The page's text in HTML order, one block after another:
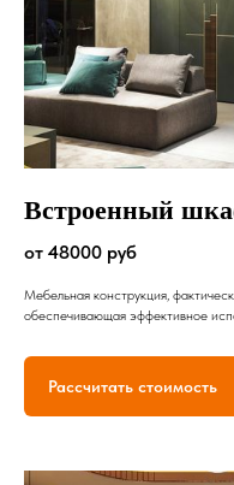
Встроенный
от 48000 руб
Мебельная конструкция,
обеспечивающая эффективное
Рассчитать стоимость